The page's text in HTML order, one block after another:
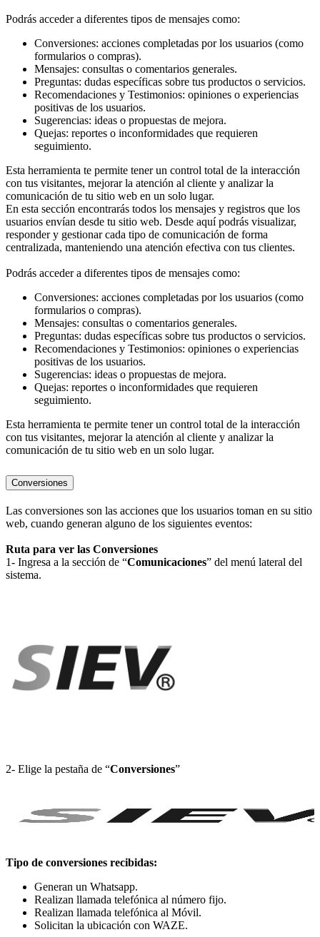
Podrás acceder a diferentes tipos de mensajes como:
Conversiones: acciones completadas por los usuarios (como
formularios o compras).
Mensajes: consultas o comentarios generales.
Preguntas: dudas específicas sobre tus productos o servicios.
Recomendaciones y Testimonios: opiniones o experiencias
positivas de los usuarios.
Sugerencias: ideas o propuestas de mejora.
Quejas: reportes o inconformidades que requieren
seguimiento.
Esta herramienta te permite tener un control total de la interacción
con tus visitantes, mejorar la atención al cliente y analizar la
comunicación de tu sitio web en un solo lugar.
En esta sección encontrarás todos los mensajes y registros que los
usuarios envían desde tu sitio web. Desde aquí podrás visualizar,
responder y gestionar cada tipo de comunicación de forma
centralizada, manteniendo una atención efectiva con tus clientes.
Podrás acceder a diferentes tipos de mensajes como:
Conversiones: acciones completadas por los usuarios (como
formularios o compras).
Mensajes: consultas o comentarios generales.
Preguntas: dudas específicas sobre tus productos o servicios.
Recomendaciones y Testimonios: opiniones o experiencias
positivas de los usuarios.
Sugerencias: ideas o propuestas de mejora.
Quejas: reportes o inconformidades que requieren
seguimiento.
Esta herramienta te permite tener un control total de la interacción
con tus visitantes, mejorar la atención al cliente y analizar la
comunicación de tu sitio web en un solo lugar.
Conversiones
Las conversiones son las acciones que los usuarios toman en su sitio
web, cuando generan alguno de los siguientes eventos:
Ruta para ver las Conversiones
1- Ingresa a la sección de “Comunicaciones” del menú lateral del
sistema.
2- Elige la pestaña de “Conversiones”
Tipo de conversiones recibidas:
Generan un Whatsapp.
Realizan llamada telefónica al número fijo.
Realizan llamada telefónica al Móvil.
Solicitan la ubicación con WAZE.